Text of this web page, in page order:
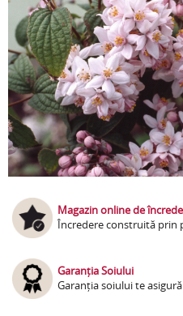
Magazin online de
Încredere construită prin
Garanția Soiului
Garanția soiului te